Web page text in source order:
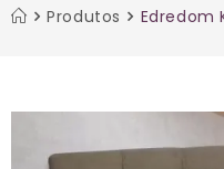
Produtos Edredom